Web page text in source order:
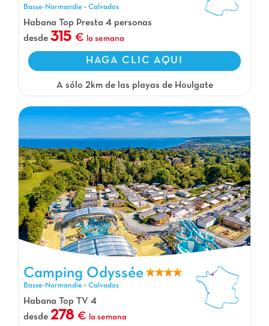
Basse-Normandie - Calvados
Habana Top Presta 4 personas
desde 315 la semana
HAGA CLIC AQUI
A sólo 2km de las playas de Houlgate
Camping Odyssée, Camping Basse-Normandie
Camping Odyssée
Basse-Normandie - Calvados
Habana Top TV 4
desde 278 la semana